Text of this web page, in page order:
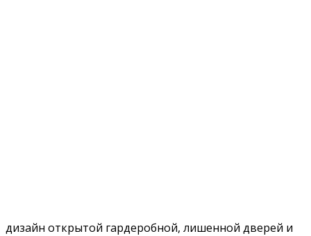
дизайн открытой гардеробной, лишенной дверей и